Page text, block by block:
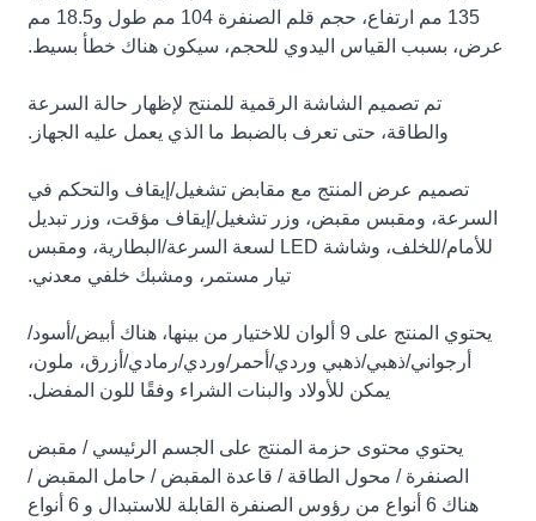
135 مم ارتفاع، حجم قلم الصنفرة 104 مم طول و18.5 مم
عرض، بسبب القياس اليدوي للحجم، سيكون هناك خطأ بسيط.
تم تصميم الشاشة الرقمية للمنتج لإظهار حالة السرعة
والطاقة، حتى تعرف بالضبط ما الذي يعمل عليه الجهاز.
تصميم عرض المنتج مع مقابض تشغيل/إيقاف والتحكم في
السرعة، ومقبس مقبض، وزر تشغيل/إيقاف مؤقت، وزر تبديل
للأمام/للخلف، وشاشة LED لسعة السرعة/البطارية، ومقبس
تيار مستمر، ومشبك خلفي معدني.
يحتوي المنتج على 9 ألوان للاختيار من بينها، هناك أبيض/أسود/
أرجواني/ذهبي/ذهبي وردي/أحمر/وردي/رمادي/أزرق، ملون،
يمكن للأولاد والبنات الشراء وفقًا للون المفضل.
يحتوي محتوى حزمة المنتج على الجسم الرئيسي / مقبض
الصنفرة / محول الطاقة / قاعدة المقبض / حامل المقبض /
هناك 6 أنواع من رؤوس الصنفرة القابلة للاستبدال و 6 أنواع